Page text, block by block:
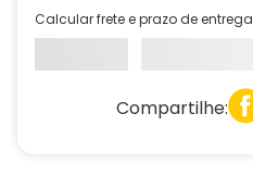
Calcular frete e prazo de entrega
Compartilhe: